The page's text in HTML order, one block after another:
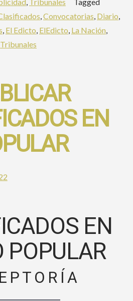
,Convocatorias, Diario,
, El Edicto, ElEdicto, La Nación,
Tribunales
EN
EN
POPULAR